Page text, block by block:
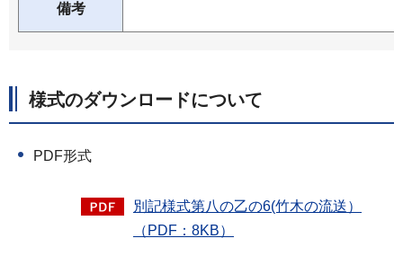
備考
様式のダウンロードについて
PDF形式
別記様式第八の乙の6(竹木の流送）
（PDF：8KB）